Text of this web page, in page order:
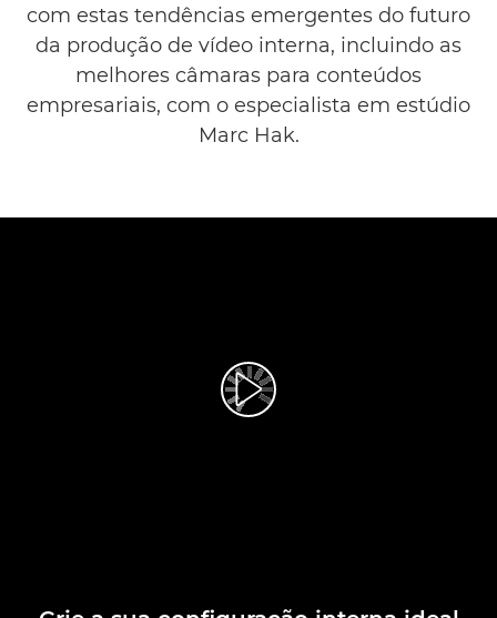
com estas tendências emergentes do futuro
da produção de vídeo interna, incluindo as
melhores câmaras para conteúdos
empresariais, com o especialista em estúdio
Marc Hak.
Reproduzir vídeo